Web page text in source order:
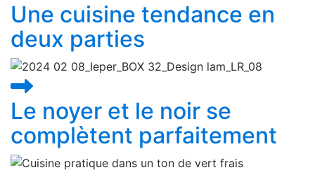
Une cuisine tendance en
deux parties
Le noyer et le noir se
complètent parfaitement